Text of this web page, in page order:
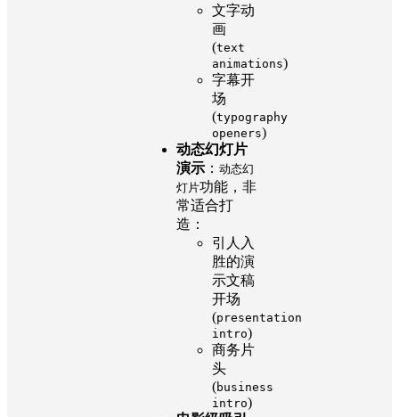
文字动
画
(text
animations)
字幕开
场
(typography
openers)
动态幻灯片
演示 ： 动态幻
灯片功能，非
常适合打
造：
引人入
胜的演
示文稿
开场
(presentation
intro)
商务片
头
(business
intro)